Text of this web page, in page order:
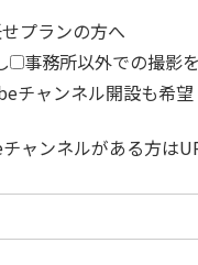
プランの方へ
事務所以外での撮影
チャンネル開設も希望
ャンネルがある方は